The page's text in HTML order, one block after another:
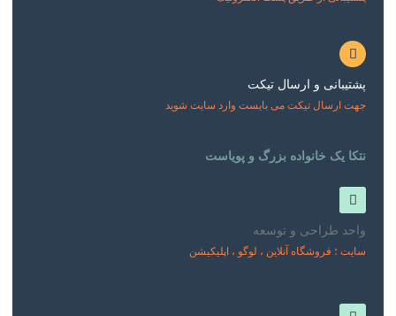
پشتیبانی و ارسال تیکت
جهت ارسال تیکت می بایست وارد سایت شوید
نتکا یک خانواده بزرگ و پویاست
واحد طراحی و توسعه
سایت ؛ فروشگاه آنلاین ، لوگو ، اپلیکیشن